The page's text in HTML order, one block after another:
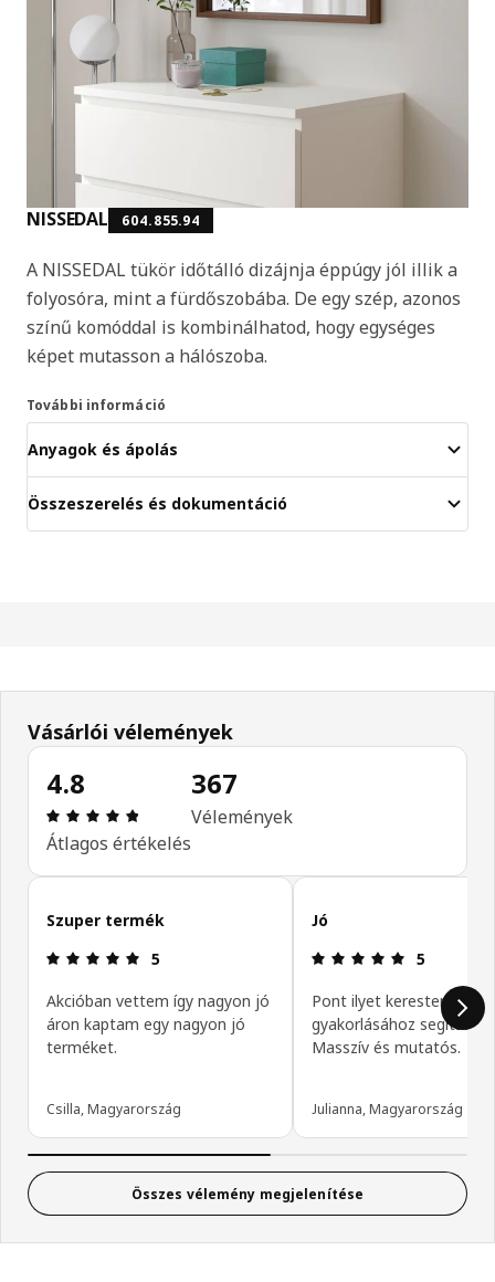
NISSEDAL 604.855.94
A NISSEDAL tükör időtálló dizájnja éppúgy jól illik a
folyosóra, mint a fürdőszobába. De egy szép, azonos
színű komóddal is kombinálhatod, hogy egységes
képet mutasson a hálószoba.
További információ
Anyagok és ápolás
Összeszerelés és dokumentáció
Vásárlói vélemények
4.8
Értékelés: 4.8 / 5 csillagok. Összes vélemény: 367
Átlagos értékelés
367
Vélemények
Vásárlói vélemények kihagyása
Szuper termék
Értékelés: 5 / 5 csillagok.
5
Akcióban vettem így nagyon jó
áron kaptam egy nagyon jó
terméket.
Csilla, Magyarország
Jó
Értékelés:
5
Pont ilyet kerestem, tánc
gyakorlásához segítség.
Masszív és mutatós.
Julianna, Magyarország
Összes vélemény megjelenítése